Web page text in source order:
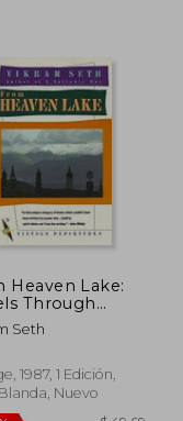
Heaven Lake:
Through
and Tibet
Departures)
Seth
1987, 1 Edición,
Nuevo